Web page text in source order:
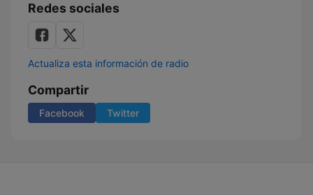
Redes sociales
Actualiza esta información de radio
Compartir
Facebook Twitter